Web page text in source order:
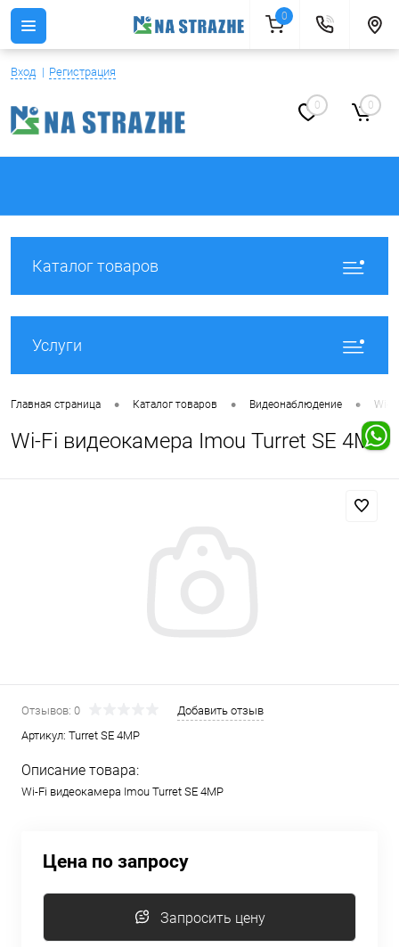
Вход Регистрация
0 0
Каталог товаров
Услуги
Главная страница • Каталог товаров • Видеонаблюдение • Wi-
Wi-Fi видеокамера Imou Turret SE 4MP
Отзывов: 0
Добавить отзыв
Артикул: Turret SE 4MP
Описание товара:
Wi-Fi видеокамера Imou Turret SE 4MP
Цена по запросу
Запросить цену
0